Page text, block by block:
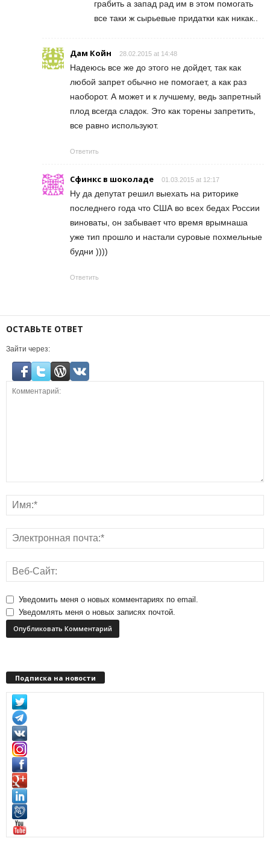
грабить а запад рад им в этом помогать
все таки ж сырьевые придатки как никак..
Дам Койн 28.02.2015 at 14:48
Надеюсь все же до этого не дойдет, так как
любой запрет обычно не помогает, а как раз
наоборот. А может и к лучшему, ведь запретный
плод всегда сладок. Это как торены запретить,
все равно используют.
Ответить
Сфинкс в шоколаде 01.03.2015 at 12:17
Ну да депутат решил выехать на риторике
последнего года что США во всех бедах России
виноваты, он забывает что время врымнаша
уже тип прошло и настали суровые похмельные
будни ))))
Ответить
ОСТАВЬТЕ ОТВЕТ
Зайти через:
Уведомить меня о новых комментариях по email.
Уведомлять меня о новых записях почтой.
Подписка на новости